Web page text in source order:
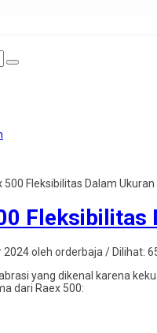
500 Fleksibilitas Dalam
Fleksibilitas
oleh orderbaja / Dilihat:
yang dikenal karena
dari Raex 500: